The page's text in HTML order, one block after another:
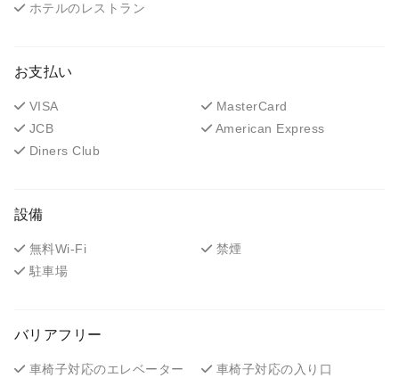
ホテルのレストラン
お支払い
VISA
MasterCard
JCB
American Express
Diners Club
設備
無料Wi-Fi
禁煙
駐車場
バリアフリー
車椅子対応のエレベーター
車椅子対応の入り口